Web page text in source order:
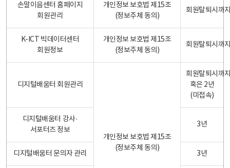
손말이음센터 홈페이지
회원관리
개인정보 보호법 제15조
(정보주체 동의)
회원탈퇴시까
K-ICT 빅데이터센터
회원정보
개인정보 보호법 제15조
(정보주체 동의)
회원탈퇴시까
디지털배움터 회원관리
개인정보 보호법 제15조
(정보주체 동의)
회원탈퇴시까
혹은 2년
(미접속)
디지털배움터 강사·
서포터즈 정보
3년
디지털배움터 문의자 관리 3년